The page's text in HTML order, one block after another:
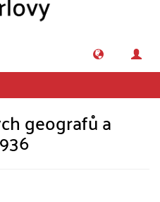
geografů a